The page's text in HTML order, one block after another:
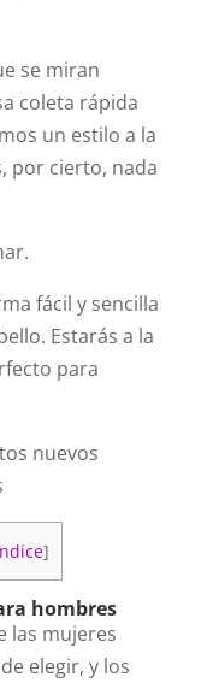
se miran
coleta rápida
un estilo a la
por cierto, nada
fácil y sencilla
Estarás a la
para
nuevos
]
hombres
las mujeres
elegir, y los